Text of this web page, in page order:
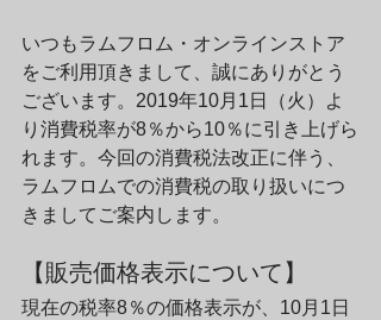
いつもラムフロム・オンラインストア
をご利用頂きまして、誠にありがとう
ございます。2019年10月1日（火）よ
り消費税率が8％から10％に引き上げら
れます。今回の消費税法改正に伴う、
ラムフロムでの消費税の取り扱いにつ
きましてご案内します。
【販売価格表示について】
現在の税率8％の価格表示が、10月1日